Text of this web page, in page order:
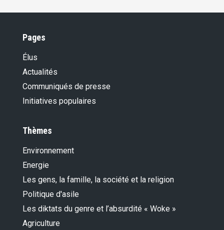
Pages
Élus
Actualités
Communiqués de presse
Initiatives populaires
Thèmes
Environnement
Energie
Les gens, la famille, la société et la religion
Politique d'asile
Les diktats du genre et l’absurdité « Woke »
Agriculture